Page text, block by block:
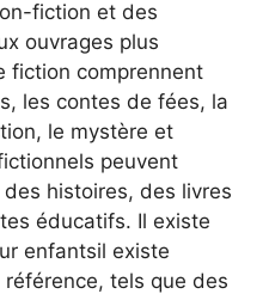
fiction et des
ouvrages plus
fiction comprennent
les contes de fées, la
le mystère et
peuvent
histoires, des livres
éducatifs. Il existe
enfantsil existe
tels que des